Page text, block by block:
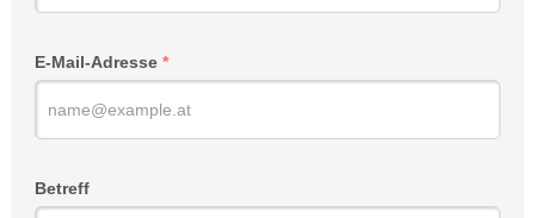
E-Mail-Adresse
Betreff